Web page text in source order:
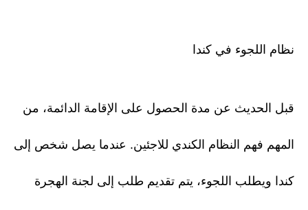
نظام اللجوء في كندا
قبل الحديث عن مدة الحصول على الإقامة الدائمة، من
المهم فهم النظام الكندي للاجئين. عندما يصل شخص إلى
كندا ويطلب اللجوء، يتم تقديم طلب إلى لجنة الهجرة